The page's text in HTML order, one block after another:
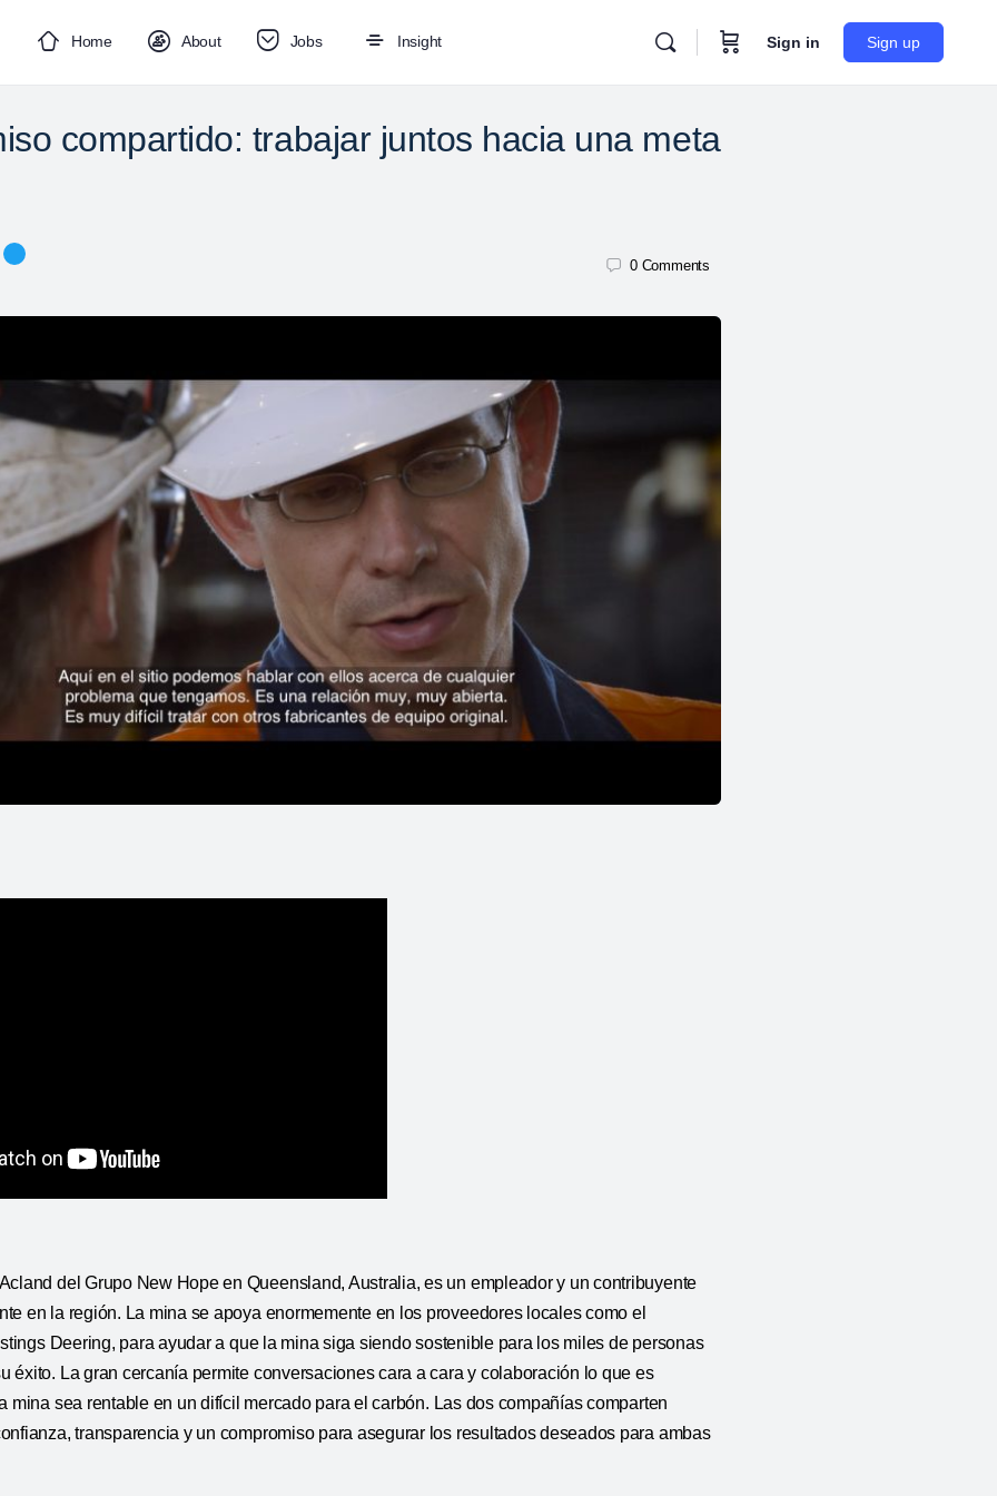
Home About Jobs Insight Sign in Sign up
compartido: trabajar juntos hacia una meta
0 Comments
del Grupo New Hope en Queensland, Australia, es un empleador y un contribuyente
en la región. La mina se apoya enormemente en los proveedores locales como el
Deering, para ayudar a que la mina siga siendo sostenible para los miles de personas
éxito. La gran cercanía permite conversaciones cara a cara y colaboración lo que es
mina sea rentable en un difícil mercado para el carbón. Las dos compañías comparten
transparencia y un compromiso para asegurar los resultados deseados para ambas